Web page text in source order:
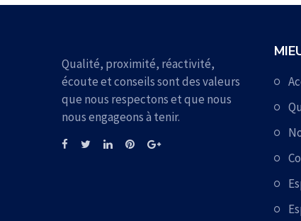
Qualité, proximité, réactivité,
écoute et conseils sont des valeurs
que nous respectons et que nous
nous engageons à tenir.